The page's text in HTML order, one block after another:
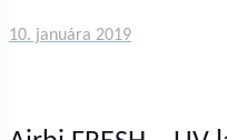
10. januára 2019